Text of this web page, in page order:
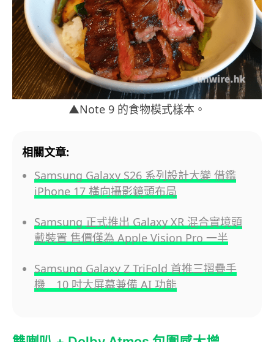
▲Note 9 的食物模式樣本。
相關文章:
Samsung Galaxy S26 系列設計大變 借鑑
iPhone 17 橫向攝影鏡頭布局
Samsung 正式推出 Galaxy XR 混合實境頭
戴裝置 售價僅為 Apple Vision Pro 一半
Samsung Galaxy Z TriFold 首推三摺疊手
機 10 吋大屏幕兼備 AI 功能